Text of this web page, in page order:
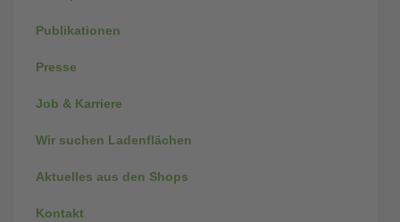
Publikationen
Presse
Job & Karriere
Wir suchen Ladenflächen
Aktuelles aus den Shops
Kontakt